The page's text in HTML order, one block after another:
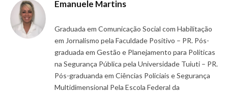
Emanuele Martins
Graduada em Comunicação Social com Habilitação
em Jornalismo pela Faculdade Positivo – PR. Pós-
graduada em Gestão e Planejamento para Políticas
na Segurança Pública pela Universidade Tuiuti – PR.
Pós-graduanda em Ciências Policiais e Segurança
Multidimensional Pela Escola Federal da